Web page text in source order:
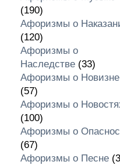
(190)
Афоризмы о
(120)
Афоризмы о
Наследстве(33)
Афоризмы о Новизне
(57)
Афоризмы о
(100)
Афоризмы о
(67)
Афоризмы о Песне